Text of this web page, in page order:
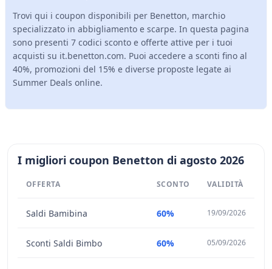
Trovi qui i coupon disponibili per Benetton, marchio
specializzato in abbigliamento e scarpe. In questa pagina
sono presenti 7 codici sconto e offerte attive per i tuoi
acquisti su it.benetton.com. Puoi accedere a sconti fino al
40%, promozioni del 15% e diverse proposte legate ai
Summer Deals online.
I migliori coupon Benetton di agosto 2026
OFFERTA SCONTO VALIDITÀ
Saldi Bamibina 60% 19/09/2026
Sconti Saldi Bimbo 60% 05/09/2026